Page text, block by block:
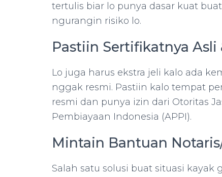
tertulis biar lo punya dasar kuat
ngurangin risiko lo.
Pastiin Sertifikatnya Asli
Lo juga harus ekstra jeli kalo ada
nggak resmi. Pastiin kalo tempat
resmi dan punya izin dari Otoritas
Pembiayaan Indonesia (APPI).
Mintain Bantuan
Salah satu solusi buat situasi